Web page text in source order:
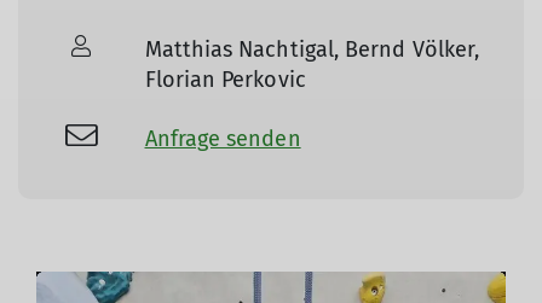
Matthias Nachtigal, Bernd Völker,
Florian Perkovic
Anfrage senden